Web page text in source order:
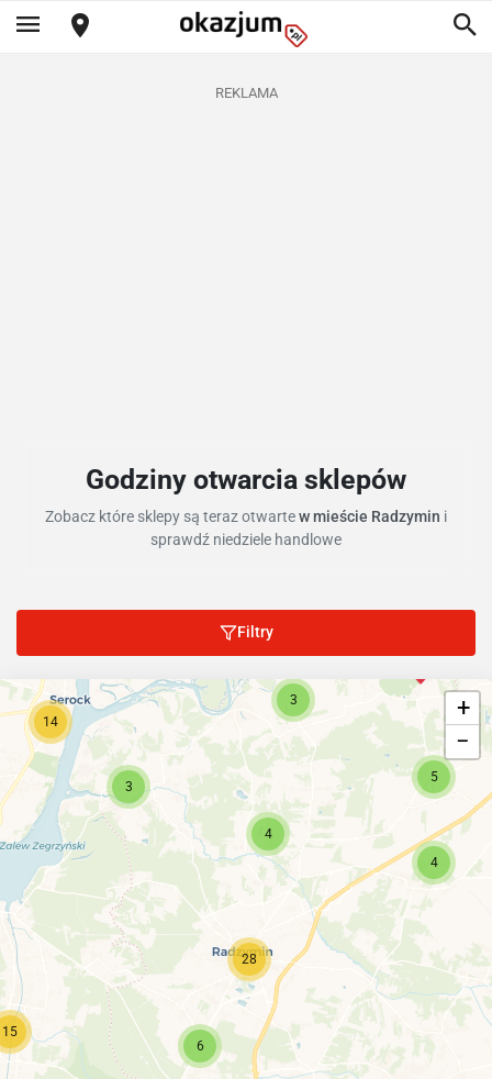
REKLAMA
Godziny otwarcia sklepów
Zobacz które sklepy są teraz otwartew mieście Radzymin i
sprawdź niedziele handlowe
Filtry
28
6
4
3
4
5
15
3
14
+
−